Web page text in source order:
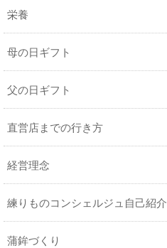
栄養
母の日ギフト
父の日ギフト
直営店までの行き方
経営理念
練りものコンシェルジュ自己紹介
蒲鉾づくり